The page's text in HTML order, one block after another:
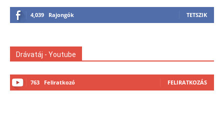
4,039 Rajongók TETSZIK
Drávatáj - Youtube
763 Feliratkozó FELIRATKOZÁS